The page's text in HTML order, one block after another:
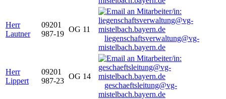
Herr
Lautner
09201
987-19
OG 11
liegenschaftsverwaltung@vg-
mistelbach.bayern.de
Herr
Lippert
09201
987-23
OG 14
geschaeftsleitung@vg-
mistelbach.bayern.de